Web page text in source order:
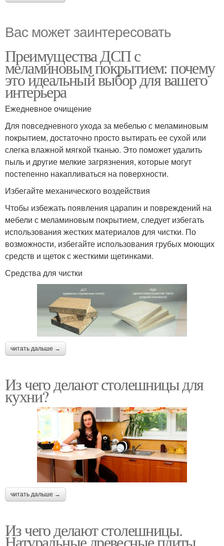
Вас может заинтересовать
Преимущества ДСП с
меламиновым покрытием: почему
это идеальный выбор для вашего
интерьера
Ежедневное очищение
Для повседневного ухода за мебелью с меламиновым
покрытием, достаточно просто вытирать ее сухой или
слегка влажной мягкой тканью. Это поможет удалить
пыль и другие мелкие загрязнения, которые могут
постепенно накапливаться на поверхности.
Избегайте механического воздействия
Чтобы избежать появления царапин и повреждений на
мебели с меламиновым покрытием, следует избегать
использования жестких материалов для чистки. По
возможности, избегайте использования грубых моющих
средств и щеток с жесткими щетинками.
Средства для чистки
читать дальше →
Из чего делают столешницы для
кухни?
читать дальше →
Из чего делают столешницы.
Натуральные древесные плиты